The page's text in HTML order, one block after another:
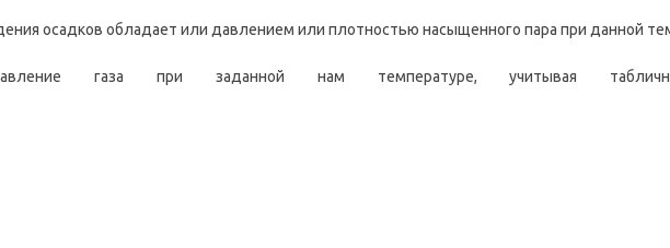
осадков обладает или давлением или плотностью насыщенного пара при данной
газа при заданной нам температуре, учитывая